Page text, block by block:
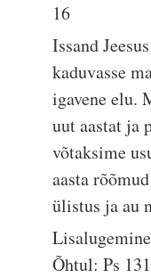
16
Issand
kaduvasse
igavene elu.
uut aastat ja
võtaksime
aasta
ülistus ja au
Õhtul: Ps